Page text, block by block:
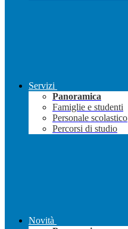
Servizi
Panoramica
Famiglie e studenti
Personale scolastico
Percorsi di studio
Novità